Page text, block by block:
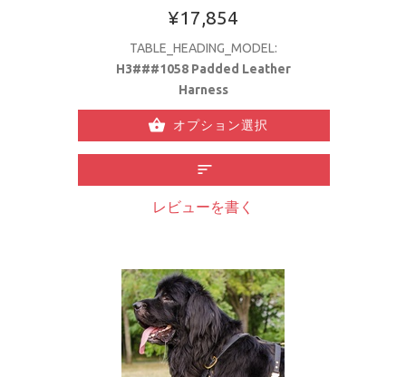
¥17,854
TABLE_HEADING_MODEL:
H3###1058 Padded Leather
Harness
オプション選択
レビューを書く